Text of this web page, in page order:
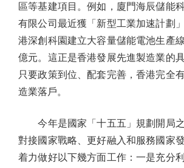
區等基建項目。例如，廈門海辰儲能
有限公司最近獲「新型工業加速計劃
港深創科園建立大容量儲能電池生產
億元。這正是香港發展先進製造業的
只要政策到位、配套完善，香港完全
造業落戶。
今年是國家「十五五」規劃開局之
對接國家戰略、更好融入和服務國家
着力做好以下幾方面工作：一是充分